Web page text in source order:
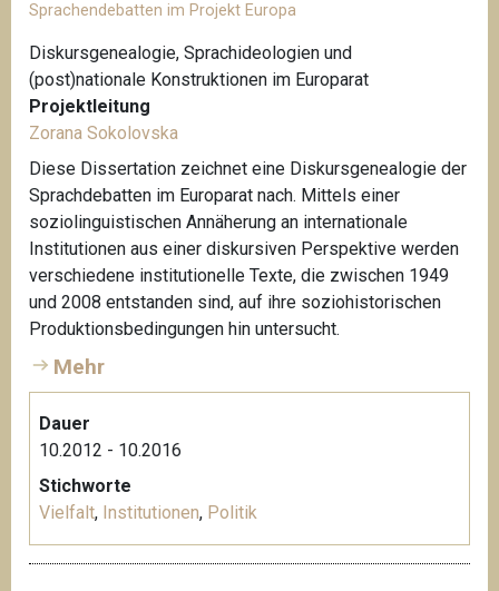
Sprachendebatten im Projekt Europa
Diskursgenealogie, Sprachideologien und
(post)nationale Konstruktionen im Europarat
Projektleitung
Zorana Sokolovska
Diese Dissertation zeichnet eine Diskursgenealogie der
Sprachdebatten im Europarat nach. Mittels einer
soziolinguistischen Annäherung an internationale
Institutionen aus einer diskursiven Perspektive werden
verschiedene institutionelle Texte, die zwischen 1949
und 2008 entstanden sind, auf ihre soziohistorischen
Produktionsbedingungen hin untersucht.
Mehr
Dauer
10.2012 - 10.2016
Stichworte
Vielfalt, Institutionen, Politik